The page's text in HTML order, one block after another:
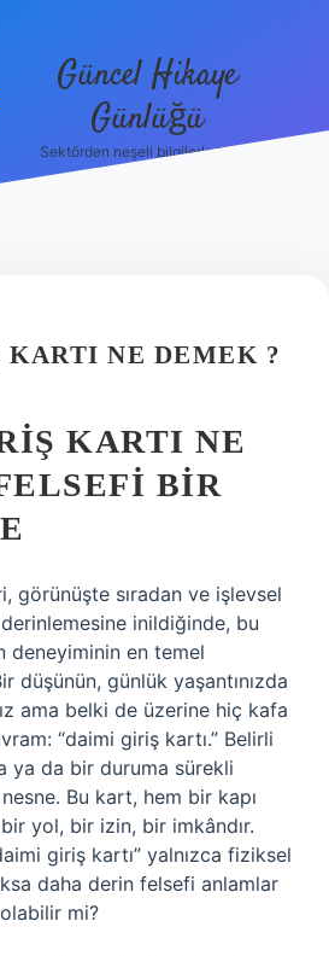
Güncel Hikaye
Günlüğü
Sektörden neşeli bilgilerle tanış!
NE DEMEK ?
KARTI NE
BIR
görünüşte sıradan ve işlevsel
inildiğinde, bu
deneyiminin en temel
düşünün, günlük yaşantınızda
ama belki de üzerine hiç kafa
“daimi giriş kartı.” Belirli
ya da bir duruma sürekli
Bu kart, hem bir kapı
bir yol, bir izin, bir imkândır.
giriş kartı” yalnızca fiziksel
daha derin felsefi anlamlar
mi?